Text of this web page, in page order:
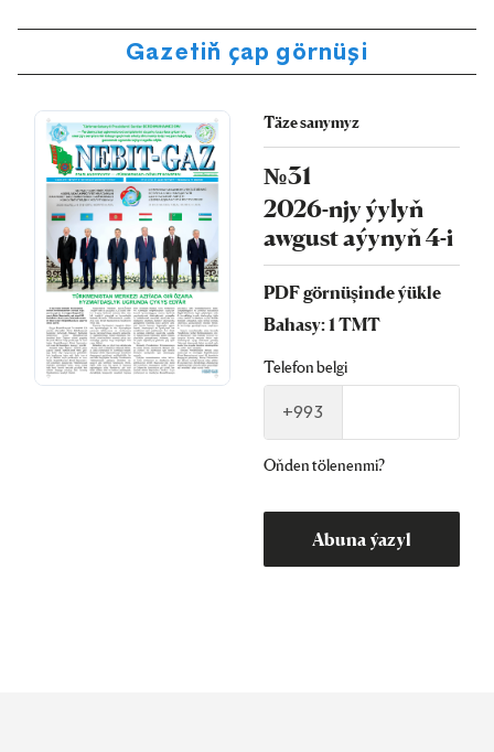
Gazetiň çap görnüşi
Täze sanymyz
№31
2026-njy ýylyň
awgust aýynyň 4-i
PDF görnüşinde ýükle
Bahasy: 1 TMT
Telefon belgi
+993
Oňden tölenenmi?
Abuna ýazyl